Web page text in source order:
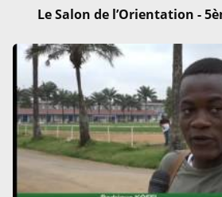
Le Salon de l’Orientation -